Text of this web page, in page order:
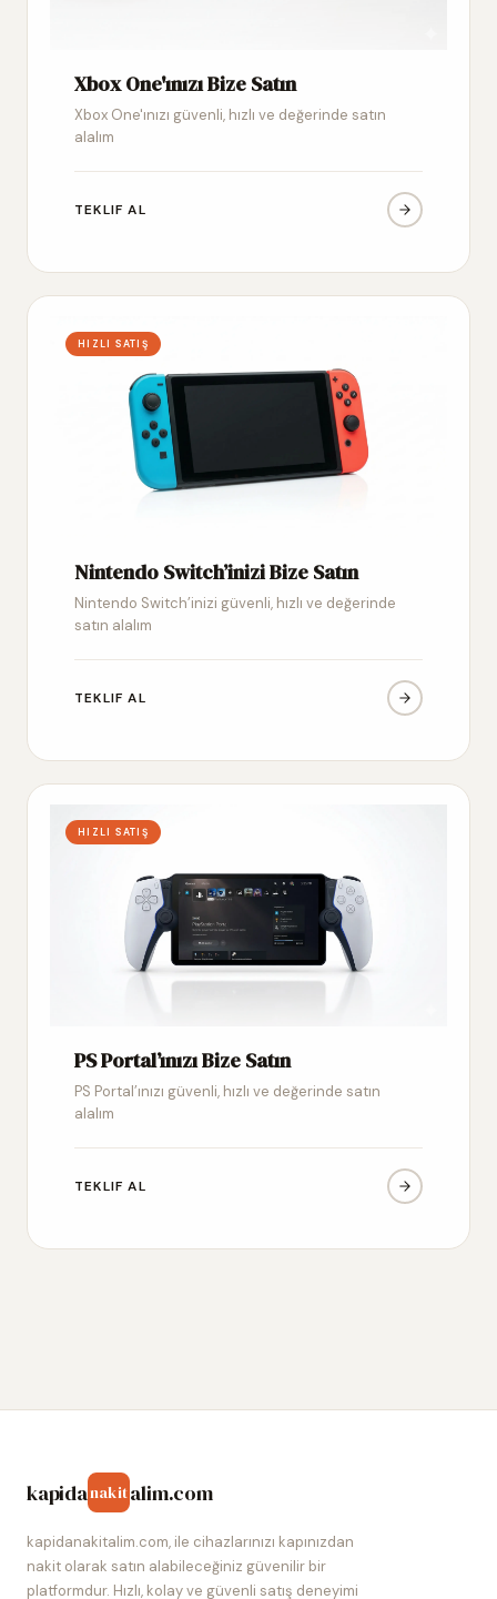
Xbox One'ınızı Bize Satın
Xbox One'ınızı güvenli, hızlı ve değerinde satın
alalım
TEKLIF AL
HIZLI SATIŞ
Nintendo Switch’inizi Bize Satın
Nintendo Switch’inizi güvenli, hızlı ve değerinde
satın alalım
TEKLIF AL
HIZLI SATIŞ
PS Portal’ınızı Bize Satın
PS Portal’ınızı güvenli, hızlı ve değerinde satın
alalım
TEKLIF AL
kapidanakitalim.com
kapidanakitalim.com, ile cihazlarınızı kapınızdan
nakit olarak satın alabileceğiniz güvenilir bir
platformdur. Hızlı, kolay ve güvenli satış deneyimi